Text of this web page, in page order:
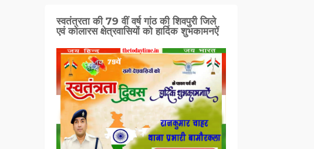
स्वतंत्रता की 79 वीं वर्ष गांठ की शिवपुरी जिले
एवं कोलारस क्षेत्रवासियों को हार्दिक शुभकामनऐं